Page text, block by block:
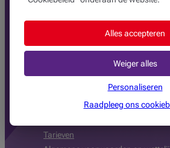
Betalen
Lenen
Beleggen
Tarieven
Alles accepteren
Weiger alles
Personaliseren
Raadpleeg ons